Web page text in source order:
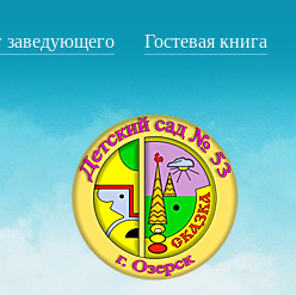
заведующего Гостевая книга